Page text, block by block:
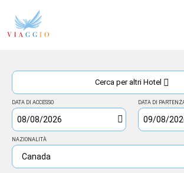
Cerca per altri Hotel
DATA DI ACCESSO DATA DI
NAZIONALITÀ